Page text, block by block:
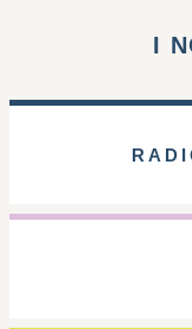
I